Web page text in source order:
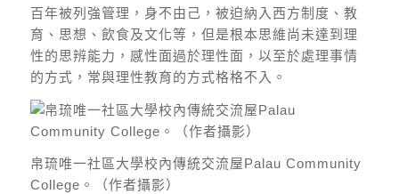
百年被列強管理，身不由己，被迫納入西方制度、教
育、思想、飲食及文化等，但是根本思維尚未達到理
性的思辨能力，感性面過於理性面，以至於處理事情
的方式，常與理性教育的方式格格不入。​
帛琉唯一社區大學校內傳統交流屋Palau Community
College。（作者攝影）